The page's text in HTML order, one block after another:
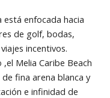
está enfocada hacia
de golf, bodas,
incentivos.
Melia Caribe Beach
fina arena blanca y
e infinidad de